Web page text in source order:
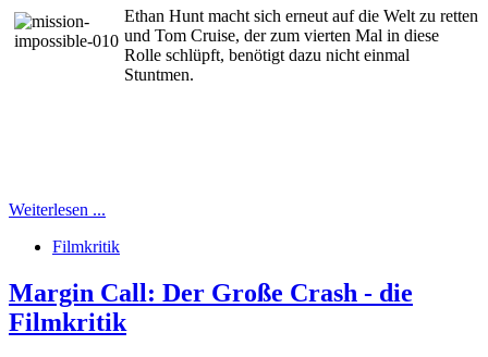
Ethan Hunt macht sich erneut auf die Welt zu retten
und Tom Cruise, der zum vierten Mal in diese
Rolle schlüpft, benötigt dazu nicht einmal
Stuntmen.
Weiterlesen ...
Filmkritik
Margin Call: Der Große Crash - die
Filmkritik